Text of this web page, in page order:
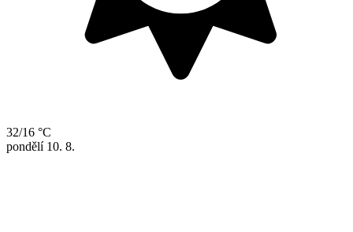
32/16 °C
pondělí 10. 8.